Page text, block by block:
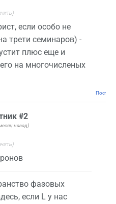
если особо не
трети семинаров) -
плюс еще и
на многочисленых
#2
назад)
фазовых
если L у нас